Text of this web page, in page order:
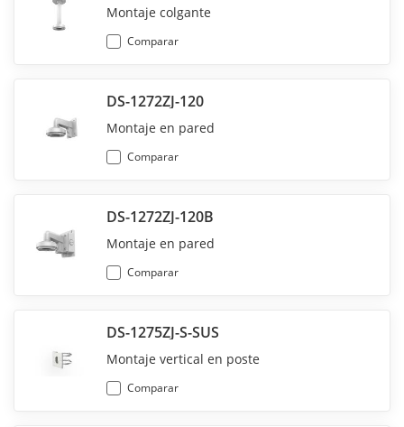
Montaje colgante
Comparar
DS-1272ZJ-120
Montaje en pared
Comparar
DS-1272ZJ-120B
Montaje en pared
Comparar
DS-1275ZJ-S-SUS
Montaje vertical en poste
Comparar